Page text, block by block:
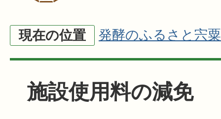
現在の位置 発酵のふるさと宍粟
施設使用料の減免